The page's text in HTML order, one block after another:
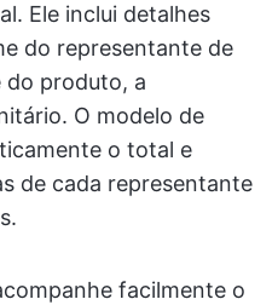
Ele inclui detalhes
do representante de
do produto, a
O modelo de
o total e
de cada representante
facilmente o